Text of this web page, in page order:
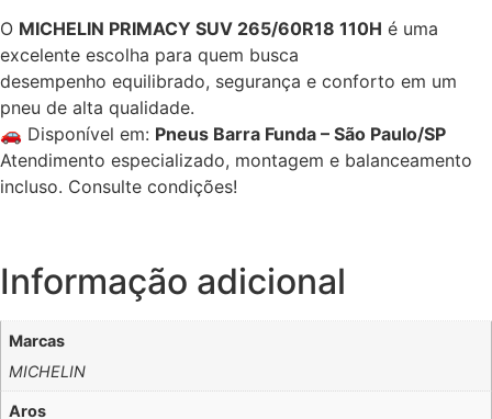
O MICHELIN PRIMACY SUV 265/60R18 110H é uma
excelente escolha para quem busca
desempenho equilibrado, segurança e conforto em um
pneu de alta qualidade.
🚗 Disponível em: Pneus Barra Funda – São Paulo/SP
Atendimento especializado, montagem e balanceamento
incluso. Consulte condições!
Informação adicional
Marcas
MICHELIN
Aros